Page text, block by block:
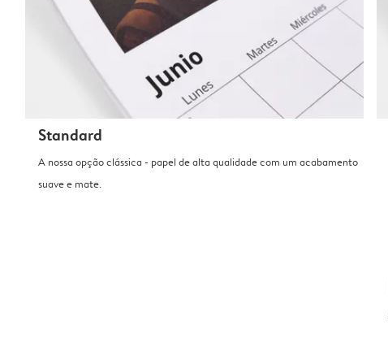
Standard
A nossa opção clássica - papel de alta qualidade com um acabamento
suave e mate.